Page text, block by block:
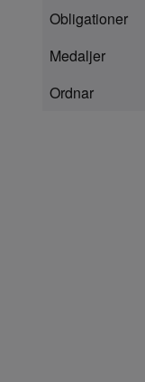
Obligationer
Medaljer
Ordnar